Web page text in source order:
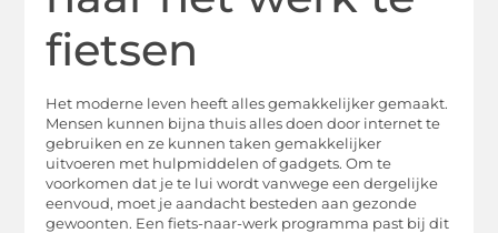
fietsen
Het moderne leven heeft alles gemakkelijker gemaakt.
Mensen kunnen bijna thuis alles doen door internet te
gebruiken en ze kunnen taken gemakkelijker
uitvoeren met hulpmiddelen of gadgets. Om te
voorkomen dat je te lui wordt vanwege een dergelijke
eenvoud, moet je aandacht besteden aan gezonde
gewoonten. Een fiets-naar-werk programma past bij dit